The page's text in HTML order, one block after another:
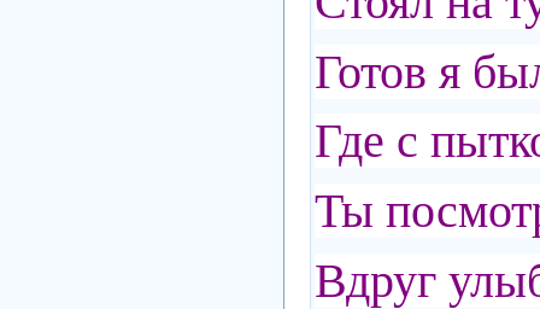
Готов я
Где с
Ты
Вдруг